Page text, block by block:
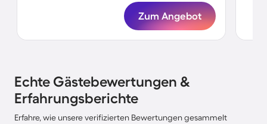
Zum Angebot
Echte Gästebewertungen &
Erfahrungsberichte
Erfahre, wie unsere verifizierten Bewertungen gesammelt